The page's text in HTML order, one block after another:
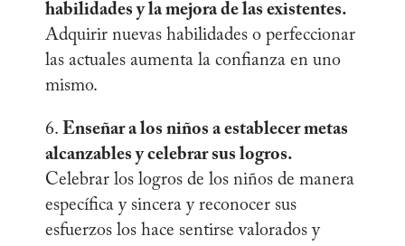
habilidades y la mejora de las existentes.
Adquirir nuevas habilidades o perfeccionar
las actuales aumenta la confianza en uno
mismo.
6. Enseñar a los niños a establecer metas
alcanzables y celebrar sus logros.
Celebrar los logros de los niños de manera
específica y sincera y reconocer sus
esfuerzos los hace sentirse valorados y